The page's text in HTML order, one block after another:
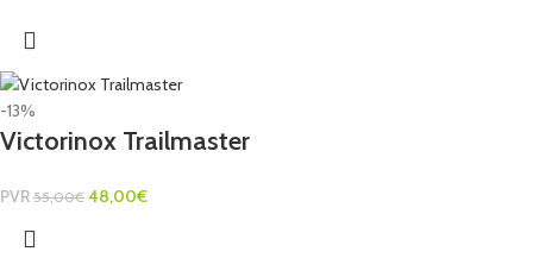
-13%
Victorinox Trailmaster
PVR 55,00€ 48,00€